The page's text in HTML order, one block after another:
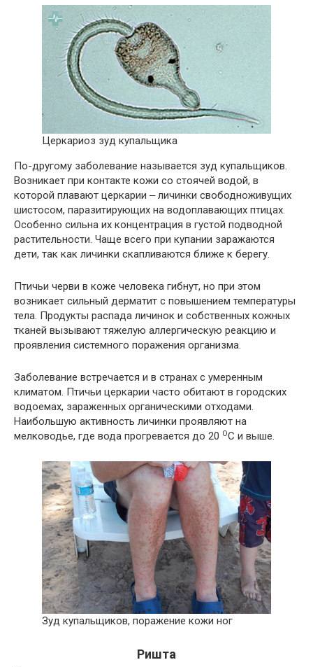
Церкариоз зуд купальщика
По-другому заболевание называется зуд купальщиков.
Возникает при контакте кожи со стоячей водой, в
которой плавают церкарии ‒ личинки свободноживущих
шистосом, паразитирующих на водоплавающих птицах.
Особенно сильна их концентрация в густой подводной
растительности. Чаще всего при купании заражаются
дети, так как личинки скапливаются ближе к берегу.
Птичьи черви в коже человека гибнут, но при этом
возникает сильный дерматит с повышением температуры
тела. Продукты распада личинок и собственных кожных
тканей вызывают тяжелую аллергическую реакцию и
проявления системного поражения организма.
Заболевание встречается и в странах с умеренным
климатом. Птичьи церкарии часто обитают в городских
водоемах, зараженных органическими отходами.
Наибольшую активность личинки проявляют на
мелководье, где вода прогревается до 20 ОC и выше.
Зуд купальщиков, поражение кожи ног
Ришта